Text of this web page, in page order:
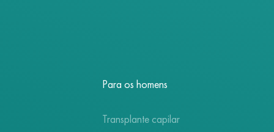
Transplante capilar
Para os homens